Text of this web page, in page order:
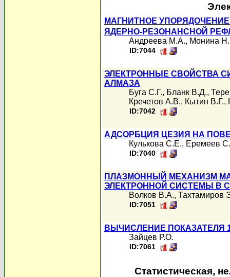
МАГНИТНОЕ УПОРЯДОЧЕНИЕ
ЯДЕРНО-РЕЗОНАНСНОЙ
Андреева М.А., Монина
ID:7044
ЭЛЕКТРОННЫЕ СВОЙСТВА
АЛМАЗА
Буга С.Г., Бланк В.Д.,
Кречетов А.В., Кытин В.Г.,
ID:7042
АДСОРБЦИЯ ЦЕЗИЯ НА
Кулькова С.Е., Еремеев
ID:7040
ПЛАЗМОННЫЙ МЕХАНИЗМ
ЭЛЕКТРОННОЙ СИСТЕМЫ В
Волков В.А., Тахтамиров
ID:7051
ВЫЧИСЛЕНИЕ ПОКАЗАТЕЛЯ
Зайцев Р.О.
ID:7061
Статистическая,